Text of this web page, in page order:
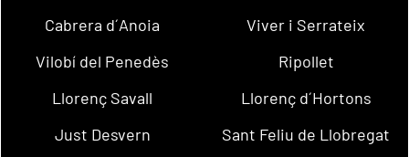
Cabrera d´Anoia
Viver i Serrateix
Vilobí del Penedès
Ripollet
Llorenç Savall
Llorenç d´Hortons
Just Desvern
Sant Feliu de Llobregat